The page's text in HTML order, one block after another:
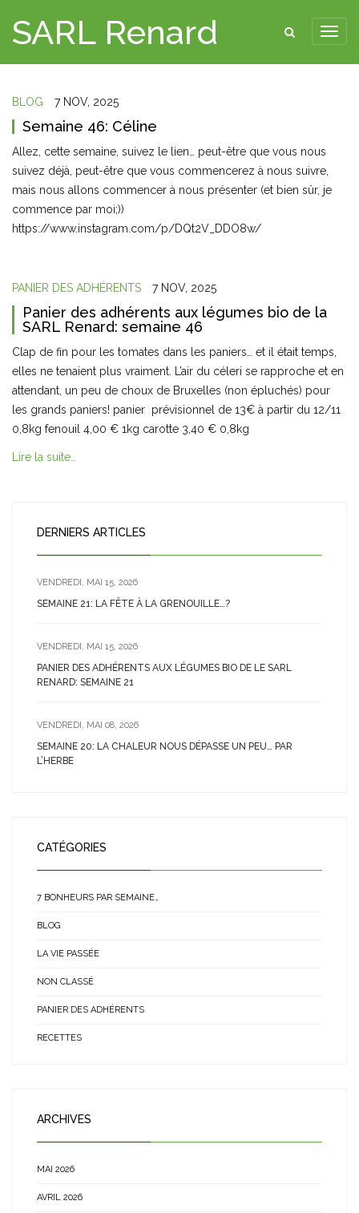
SARL Renard
BLOG 7 NOV, 2025
Semaine 46: Céline
Allez, cette semaine, suivez le lien… peut-être que vous nous
suivez déjà, peut-être que vous commencerez à nous suivre,
mais nous allons commencer à nous présenter (et bien sûr, je
commence par moi;))
https://www.instagram.com/p/DQt2V_DDO8w/
PANIER DES ADHÉRENTS 7 NOV, 2025
Panier des adhérents aux légumes bio de la
SARL Renard: semaine 46
Clap de fin pour les tomates dans les paniers… et il était temps,
elles ne tenaient plus vraiment. L’air du céleri se rapproche et en
attendant, un peu de choux de Bruxelles (non épluchés) pour
les grands paniers! panier prévisionnel de 13€ à partir du 12/11
0,8kg fenouil 4,00 € 1kg carotte 3,40 € 0,8kg
Lire la suite…
DERNIERS ARTICLES
VENDREDI, MAI 15, 2026
SEMAINE 21: LA FÊTE À LA GRENOUILLE…?
VENDREDI, MAI 15, 2026
PANIER DES ADHÉRENTS AUX LÉGUMES BIO DE LE SARL
RENARD: SEMAINE 21
VENDREDI, MAI 08, 2026
SEMAINE 20: LA CHALEUR NOUS DÉPASSE UN PEU… PAR
L’HERBE
CATÉGORIES
7 BONHEURS PAR SEMAINE…
BLOG
LA VIE PASSÉE
NON CLASSÉ
PANIER DES ADHÉRENTS
RECETTES
ARCHIVES
MAI 2026
AVRIL 2026